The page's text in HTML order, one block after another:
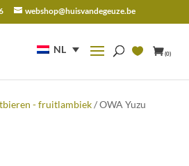
webshop@huisvandegeuze.be
NL (0)
- fruitlambiek/ OWA Yuzu